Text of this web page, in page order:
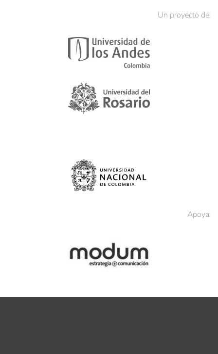
Un proyecto de:
Apoya: